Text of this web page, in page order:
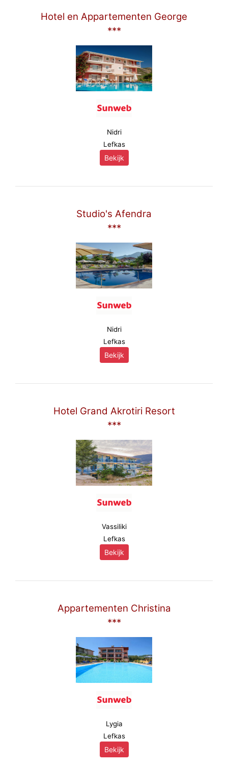
Hotel en Appartementen George
***
Nidri
Lefkas
Bekijk
Studio's Afendra
***
Nidri
Lefkas
Bekijk
Hotel Grand Akrotiri Resort
***
Vassiliki
Lefkas
Bekijk
Appartementen Christina
***
Lygia
Lefkas
Bekijk